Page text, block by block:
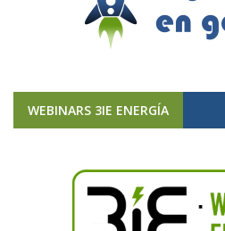
WEBINARS 3IE ENERGÍA